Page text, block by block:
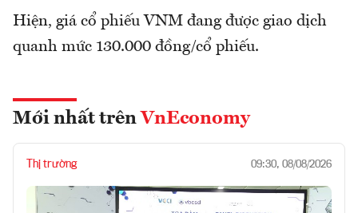
Hiện, giá cổ phiếu VNM đang được giao dịch
quanh mức 130.000 đồng/cổ phiếu.
Mới nhất trên VnEconomy
Thị trường 09:30, 08/08/2026